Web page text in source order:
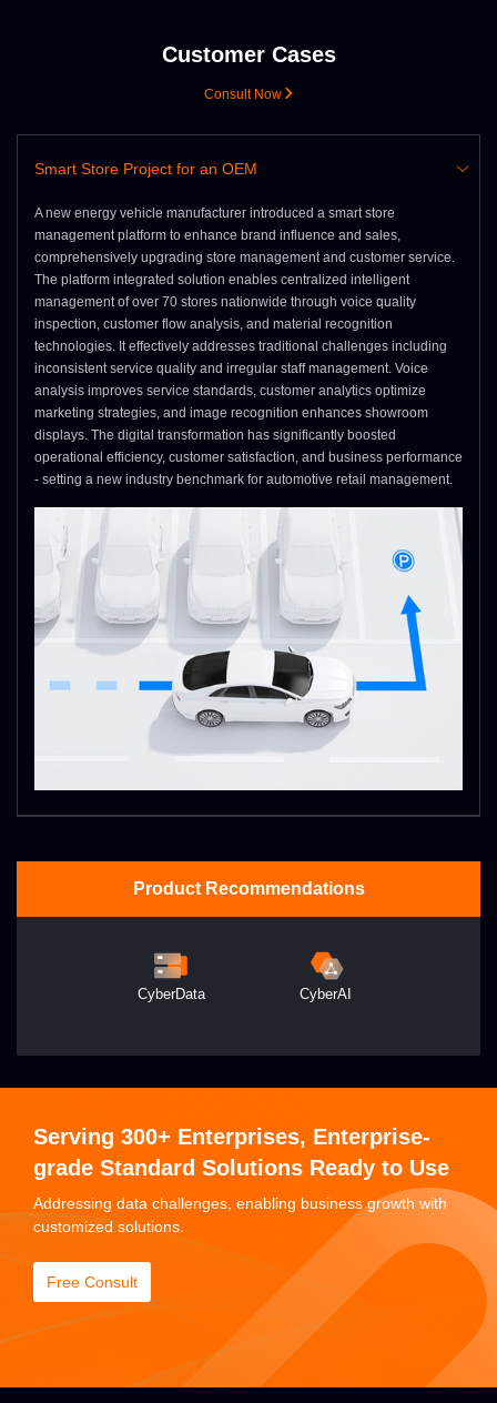
Customer Cases
Consult Now
Smart Store Project for an OEM
A new energy vehicle manufacturer introduced a smart store
management platform to enhance brand influence and sales,
comprehensively upgrading store management and customer service.
The platform integrated solution enables centralized intelligent
management of over 70 stores nationwide through voice quality
inspection, customer flow analysis, and material recognition
technologies. It effectively addresses traditional challenges including
inconsistent service quality and irregular staff management. Voice
analysis improves service standards, customer analytics optimize
marketing strategies, and image recognition enhances showroom
displays. The digital transformation has significantly boosted
operational efficiency, customer satisfaction, and business performance
- setting a new industry benchmark for automotive retail management.
Product Recommendations
CyberData CyberAI
Serving 300+ Enterprises, Enterprise-
grade Standard Solutions Ready to Use
Addressing data challenges, enabling business growth with
customized solutions.
Free Consult